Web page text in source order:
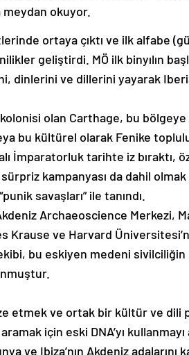
meydan okuyor.
ortaya çıktı ve ilk alfabe
geliştirdi. MÖ ilk binyılın
dinlerini ve dillerini yayarak
kolonisi olan Carthage, bu bölgeye
bu kültürel olarak Fenike
İmparatorluk tarihte iz bıraktı,
kampanyası da dahil
savaşları” ile tanındı.
Archaeoscience Merkezi,
ve Harvard
bu eskiyen medeni
etmek ve ortak bir kültür ve dili
için eski DNA’yı kullanmayı
ve Ibiza’nın Akdeniz adalarını